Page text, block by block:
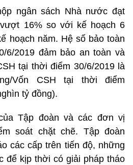
ngân sách Nhà nước đạt
16% so với kế hoạch 6
hoạch năm. Hệ số bảo toàn
6/2019 đảm bảo an toàn và
tại thời điểm 30/6/2019 là
Vốn CSH tại thời điểm
tỷ đồng).
Tập đoàn và các đơn vị
soát chặt chẽ. Tập đoàn
các cấp trên tiến độ, những
để kịp thời có giải pháp tháo